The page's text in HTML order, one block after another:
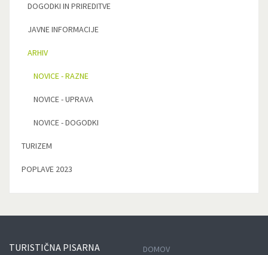
DOGODKI IN PRIREDITVE
JAVNE INFORMACIJE
ARHIV
NOVICE - RAZNE
NOVICE - UPRAVA
NOVICE - DOGODKI
TURIZEM
POPLAVE 2023
TURISTIČNA PISARNA DOMOV